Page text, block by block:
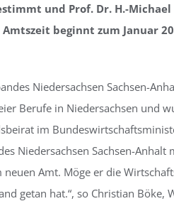
und Prof. Dr. H.-
beginnt zum Januar
Niedersachsen Sachsen-
Berufe in Niedersachsen und
im
Niedersachsen Sachsen-
neuen Amt. Möge er die
getan hat.“, so Christian Böke,